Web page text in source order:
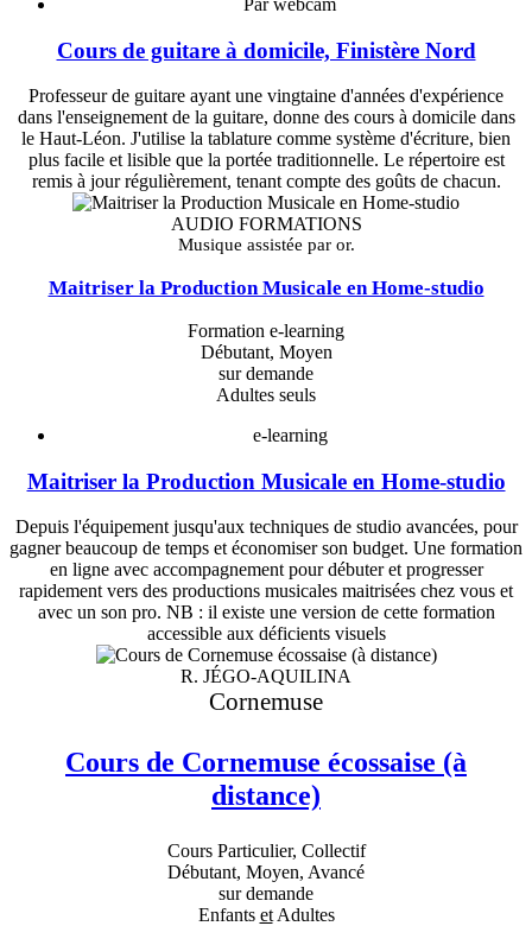
Par webcam
Cours de guitare à domicile, Finistère Nord
Professeur de guitare ayant une vingtaine d'années d'expérience
dans l'enseignement de la guitare, donne des cours à domicile dans
le Haut-Léon. J'utilise la tablature comme système d'écriture, bien
plus facile et lisible que la portée traditionnelle. Le répertoire est
remis à jour régulièrement, tenant compte des goûts de chacun.
AUDIO FORMATIONS
Musique assistée par or.
Maitriser la Production Musicale en Home-studio
Formation e-learning
Débutant, Moyen
sur demande
Adultes seuls
e-learning
Maitriser la Production Musicale en Home-studio
Depuis l'équipement jusqu'aux techniques de studio avancées, pour
gagner beaucoup de temps et économiser son budget. Une formation
en ligne avec accompagnement pour débuter et progresser
rapidement vers des productions musicales maitrisées chez vous et
avec un son pro. NB : il existe une version de cette formation
accessible aux déficients visuels
R. JÉGO-AQUILINA
Cornemuse
Cours de Cornemuse écossaise (à
distance)
Cours Particulier, Collectif
Débutant, Moyen, Avancé
sur demande
Enfants etAdultes